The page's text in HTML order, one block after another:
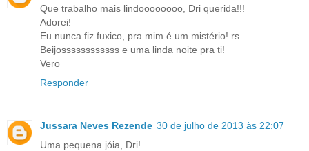
Que trabalho mais lindoooooooo, Dri querida!!!
Adorei!
Eu nunca fiz fuxico, pra mim é um mistério! rs
Beijossssssssssss e uma linda noite pra ti!
Vero
Responder
Jussara Neves Rezende 30 de julho de 2013 às 22:07
Uma pequena jóia, Dri!